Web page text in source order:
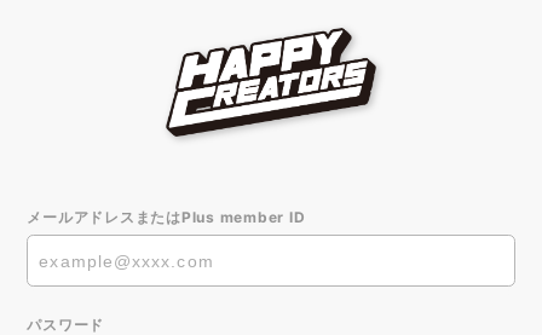
メールアドレスまたはPlus member ID
パスワード